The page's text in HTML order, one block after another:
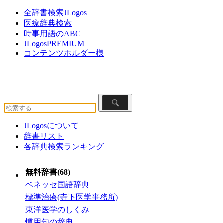
全辞書検索JLogos
医療辞典検索
時事用語のABC
JLogosPREMIUM
コンテンツホルダー様
JLogosについて
辞書リスト
各辞典検索ランキング
無料辞書(68)
ベネッセ国語辞典
標準治療(寺下医学事務所)
東洋医学のしくみ